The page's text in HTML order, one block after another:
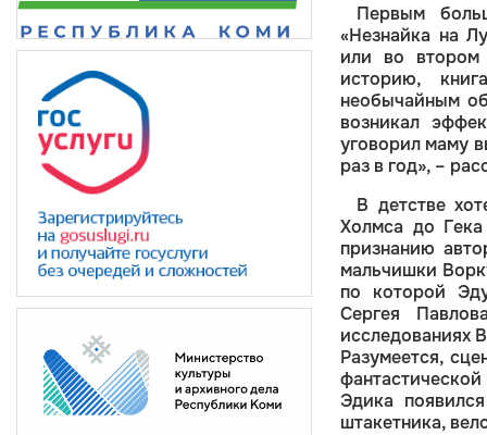
Первым
«Незнайка на
или во втором
историю,
необычайным
возникал
уговорил маму
раз в год», –
В детстве
Холмса до
признанию
мальчишки
по которой
Сергея
исследованиях
Разумеется,
Эдика
штакетника,